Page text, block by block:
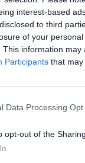
interest-based
to third
of your
This information
Participants that may
Data Processing
opt-out of the
nella Capitale
che però
la maglia
diversa la
col quale
e di
capitano,